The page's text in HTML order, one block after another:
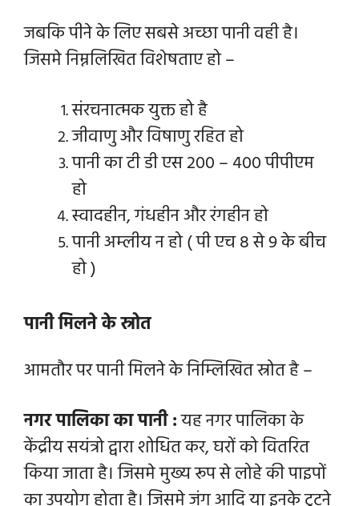
जबकि पीने के लिए सबसे अच्छा पानी वही है।
जिसमे निम्नलिखित विशेषताए हो –
संरचनात्मक युक्त हो है
जीवाणु और विषाणु रहित हो
पानी का टी डी एस 200 – 400 पीपीएम
हो
स्वादहीन, गंधहीन और रंगहीन हो
पानी अम्लीय न हो ( पी एच 8 से 9 के बीच
हो )
पानी मिलने के स्रोत
आमतौर पर पानी मिलने के निम्लिखित स्रोत है –
नगर पालिका का पानी :यह नगर पालिका के
केंद्रीय सयंत्रो द्वारा शोधित कर, घरों को वितरित
किया जाता है। जिसमे मुख्य रूप से लोहे की पाइपों